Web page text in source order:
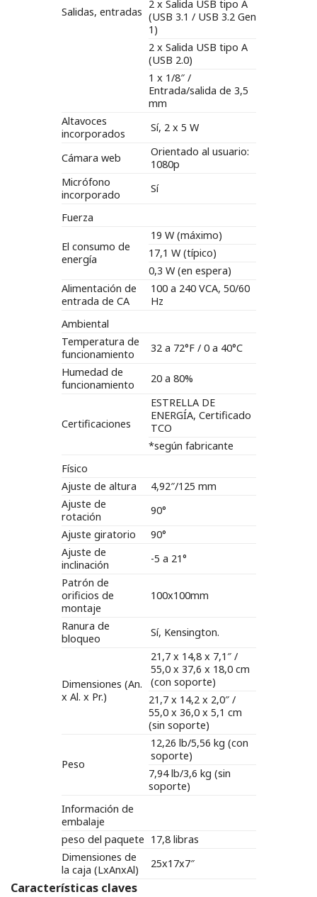
Salidas, entradas
2 x Salida USB tipo A
(USB 3.1 / USB 3.2 Gen
1)
2 x Salida USB tipo A
(USB 2.0)
1 x 1/8″ /
Entrada/salida de 3,5
mm
Altavoces
incorporados
Sí, 2 x 5 W
Cámara web
Orientado al usuario:
1080p
Micrófono
incorporado
Sí
Fuerza
El consumo de
energía
19 W (máximo)
17,1 W (típico)
0,3 W (en espera)
Alimentación de
entrada de CA
100 a 240 VCA, 50/60
Hz
Ambiental
Temperatura de
funcionamiento
32 a 72°F / 0 a 40°C
Humedad de
funcionamiento
20 a 80%
Certificaciones
ESTRELLA DE
ENERGÍA, Certificado
TCO
*según fabricante
Físico
Ajuste de altura
4,92″/125 mm
Ajuste de
rotación
90°
Ajuste giratorio
90°
Ajuste de
inclinación
-5 a 21°
Patrón de
orificios de
montaje
100x100mm
Ranura de
bloqueo
Sí, Kensington.
Dimensiones (An.
x Al. x Pr.)
21,7 x 14,8 x 7,1″ /
55,0 x 37,6 x 18,0 cm
(con soporte)
21,7 x 14,2 x 2,0″ /
55,0 x 36,0 x 5,1 cm
(sin soporte)
Peso
12,26 lb/5,56 kg (con
soporte)
7,94 lb/3,6 kg (sin
soporte)
Información de
embalaje
peso del paquete 17,8 libras
Dimensiones de
la caja (LxAnxAl)
25x17x7″
Características claves